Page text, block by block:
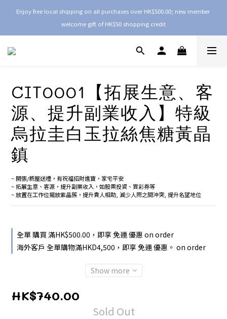
Enjoy free local shipping on all purchases over HK$500.00; new member
welcome gift of HK$50 shopping credit
CIT0001【拓展生意、客
源、提升副業收入】特級
烏拉圭白玉拉絲焦糖黃晶
鎮
~ 開張/新屋送禮，有祝福招財進寶，家宅平安
~ 拓展生意、客源，提升副業收入，如股票投資、買彩券等
~ 放置在工作位擺放紫晶簇，提升貴人相助, 減少人際之間沖突, 提升名望地位
全單 購買 滿HK$500.00，即享 免運 優惠 on order
海外客戶 全單購物滿HKD4,500，即享 免運 優惠。 on order
Show more
HK$740.00
Sold Out